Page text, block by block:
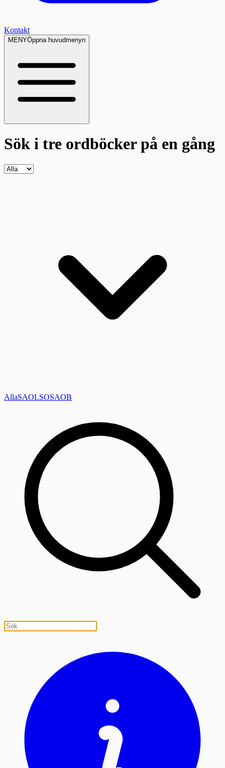
Kontakt
MENYÖppna huvudmenyn
Sök i tre ordböckerpå en gång
AllaSAOLSOSAOB